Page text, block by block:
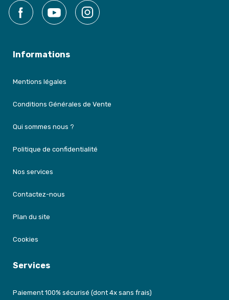
Facebook YouTube
Informations
Mentions légales
Conditions Générales de Vente
Qui sommes nous ?
Politique de confidentialité
Nos services
Contactez-nous
Plan du site
Cookies
Services
Paiement 100% sécurisé (dont 4x sans frais)